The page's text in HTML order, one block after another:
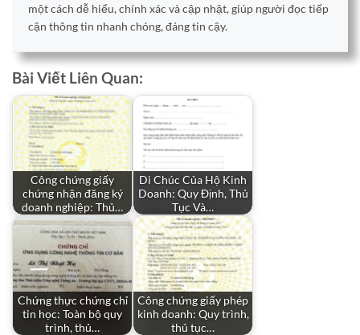
một cách dễ hiểu, chính xác và cập nhật, giúp người đọc tiếp
cận thông tin nhanh chóng, đáng tin cậy.
Bài Viết Liên Quan:
Công chứng giấy
chứng nhận đăng ký
doanh nghiệp: Thủ…
Di Chúc Của Hộ Kinh
Doanh: Quy Định, Thủ
Tục Và…
Chứng thực chứng chỉ
tin học: Toàn bộ quy
trình, thủ…
Công chứng giấy phép
kinh doanh: Quy trình,
thủ tục…